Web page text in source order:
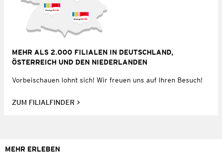
MEHR ALS 2.000 FILIALEN IN DEUTSCHLAND,
ÖSTERREICH UND DEN NIEDERLANDEN
Vorbeischauen lohnt sich! Wir freuen uns auf Ihren Besuch!
ZUM FILIALFINDER
MEHR ERLEBEN